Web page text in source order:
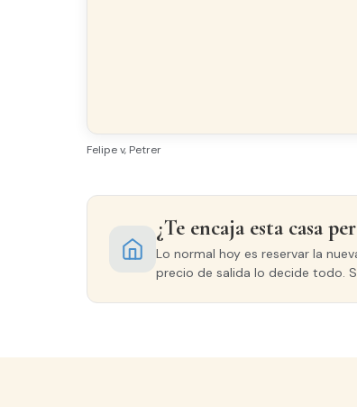
Acabados
Granito
Climalit
Felipe v, Petrer
¿Te encaja esta casa
Lo normal hoy es reservar la
precio de salida lo decide todo.